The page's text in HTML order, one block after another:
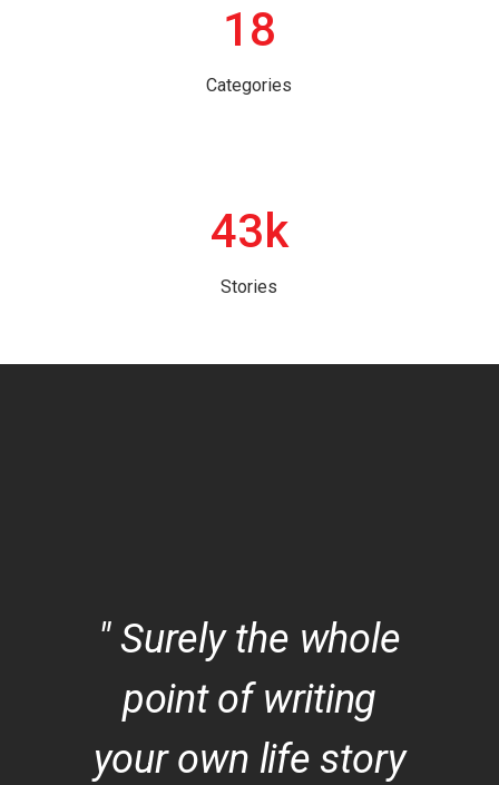
18
Categories
43k
Stories
" Surely the whole
point of writing
your own life story